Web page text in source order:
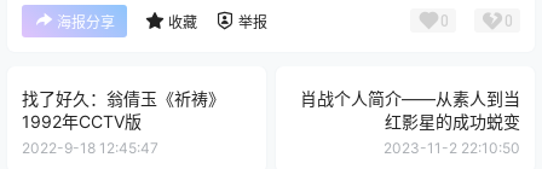
海报分享 收藏 举报 0 0
找了好久：翁倩玉《祈祷》
1992年CCTV版
2022-9-18 12:45:47
肖战个人简介——从素人到当
红影星的成功蜕变
2023-11-2 22:10:50